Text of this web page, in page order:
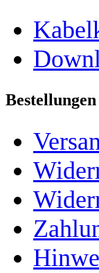
Bestellungen